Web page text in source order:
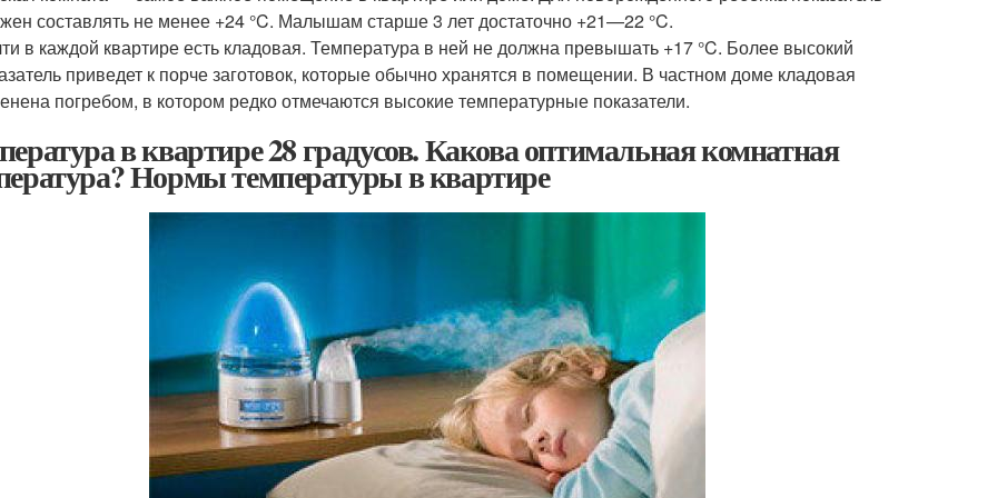
составлять не менее +24 °C. Малышам старше 3 лет достаточно +21—22 °C.
в каждой квартире есть кладовая. Температура в ней не должна превышать +17 °C. Более высокий
приведет к порче заготовок, которые обычно хранятся в помещении. В частном доме кладовая
погребом, в котором редко отмечаются высокие температурные показатели.
в квартире 28 градусов. Какова оптимальная комнатная
Нормы температуры в квартире